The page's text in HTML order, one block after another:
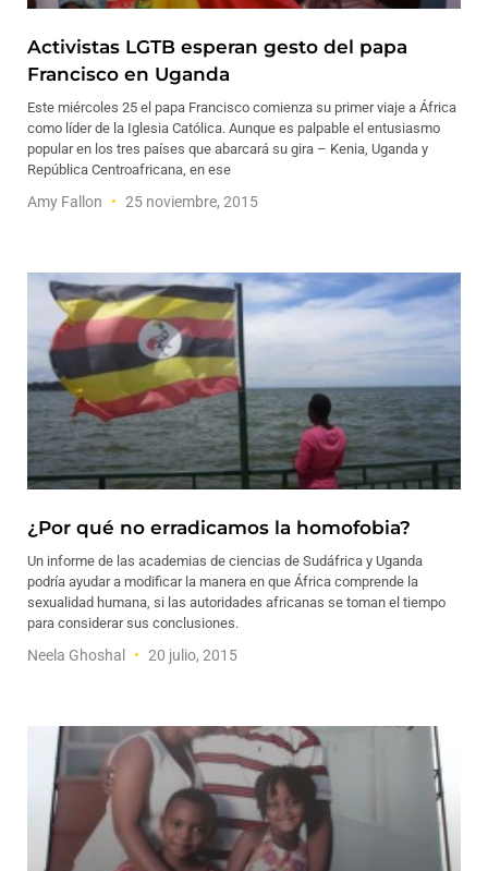
Activistas LGTB esperan gesto del papa
Francisco en Uganda
Este miércoles 25 el papa Francisco comienza su primer viaje a África
como líder de la Iglesia Católica. Aunque es palpable el entusiasmo
popular en los tres países que abarcará su gira – Kenia, Uganda y
República Centroafricana, en ese
Amy Fallon 25 noviembre, 2015
¿Por qué no erradicamos la homofobia?
Un informe de las academias de ciencias de Sudáfrica y Uganda
podría ayudar a modificar la manera en que África comprende la
sexualidad humana, si las autoridades africanas se toman el tiempo
para considerar sus conclusiones.
Neela Ghoshal 20 julio, 2015